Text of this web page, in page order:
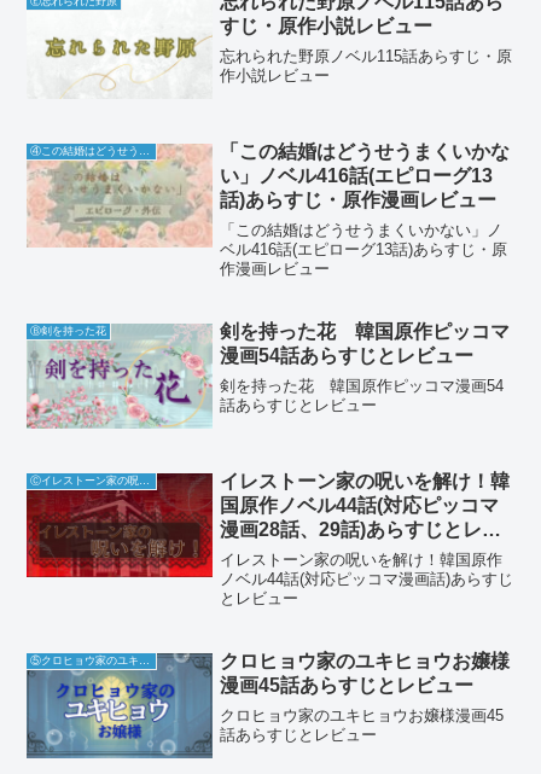
すじ・原作小説レビュー
忘れられた野原ノベル115話あらすじ・原
作小説レビュー
④この結婚はどうせうまくいかない
「この結婚はどうせうまくいかな
い」ノベル416話(エピローグ13
話)あらすじ・原作漫画レビュー
「この結婚はどうせうまくいかない」ノ
ベル416話(エピローグ13話)あらすじ・原
作漫画レビュー
Ⓑ剣を持った花
剣を持った花 韓国原作ピッコマ
漫画54話あらすじとレビュー
剣を持った花 韓国原作ピッコマ漫画54
話あらすじとレビュー
Ⓒイレストーン家の呪いを解け
イレストーン家の呪いを解け！韓
国原作ノベル44話(対応ピッコマ
漫画28話、29話)あらすじとレビ
ュー
イレストーン家の呪いを解け！韓国原作
ノベル44話(対応ピッコマ漫画話)あらすじ
とレビュー
⑤クロヒョウ家のユキヒョウお嬢様
クロヒョウ家のユキヒョウお嬢様
漫画45話あらすじとレビュー
クロヒョウ家のユキヒョウお嬢様漫画45
話あらすじとレビュー